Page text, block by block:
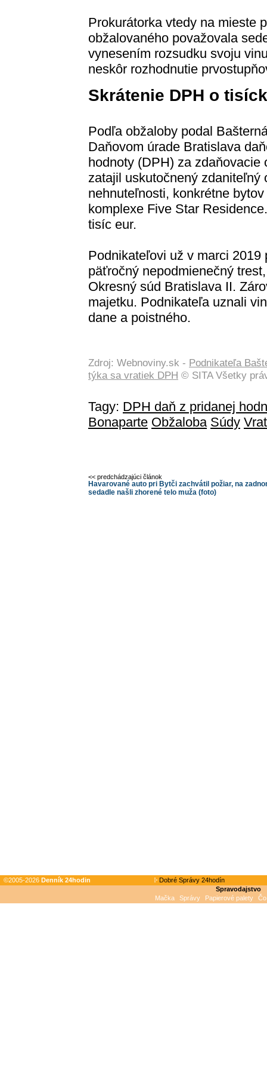
Prokurátorka vtedy na mieste
obžalovaného považovala
vynesením rozsudku svoju
neskôr rozhodnutie
Skrátenie DPH o
Podľa obžaloby podal
Daňovom úrade Bratislava
hodnoty (DPH) za
zatajil uskutočnený zdaniteľný
nehnuteľnosti, konkrétne
komplexe Five Star
tisíc eur.
Podnikateľovi už v marci
päťročný nepodmienečný
Okresný súd Bratislava II.
majetku. Podnikateľa uznali
dane a poistného.
Zdroj: Webnoviny.sk - Podnikateľa
týka sa vratiek DPH © SITA Všetky
Tagy: DPH daň z pridanej
Bonaparte Obžaloba Súdy
<< predchádzajúci článok
Havarované auto pri Bytči zachvátil požiar, na
sedadle našli zhorené telo muža (foto)
©2005-2026 Denník 24hodin
Dobré Správy 24hodín
Spravodajstvo
Mačka
Správy Papierové palety